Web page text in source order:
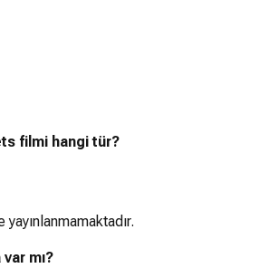
filmi hangi tür?
yayınlanmamaktadır.
mı?